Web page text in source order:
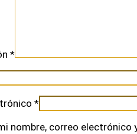
*
*
nombre, correo electrónico